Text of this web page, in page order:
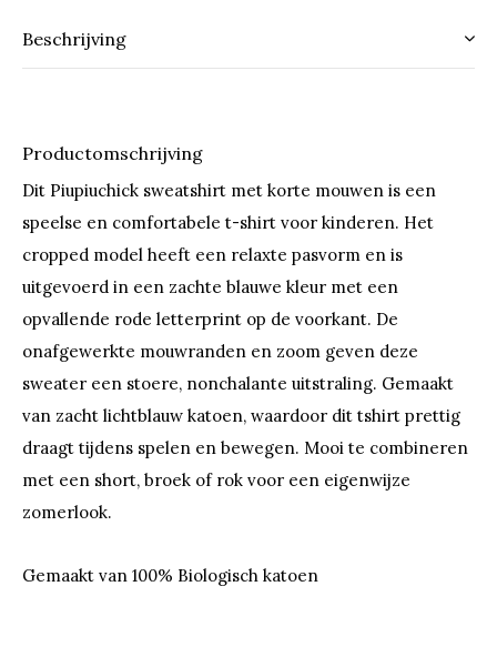
Beschrijving
Productomschrijving
Dit Piupiuchick sweatshirt met korte mouwen is een
speelse en comfortabele t-shirt voor kinderen. Het
cropped model heeft een relaxte pasvorm en is
uitgevoerd in een zachte blauwe kleur met een
opvallende rode letterprint op de voorkant. De
onafgewerkte mouwranden en zoom geven deze
sweater een stoere, nonchalante uitstraling. Gemaakt
van zacht lichtblauw katoen, waardoor dit tshirt prettig
draagt tijdens spelen en bewegen. Mooi te combineren
met een short, broek of rok voor een eigenwijze
zomerlook.
Gemaakt van 100% Biologisch katoen